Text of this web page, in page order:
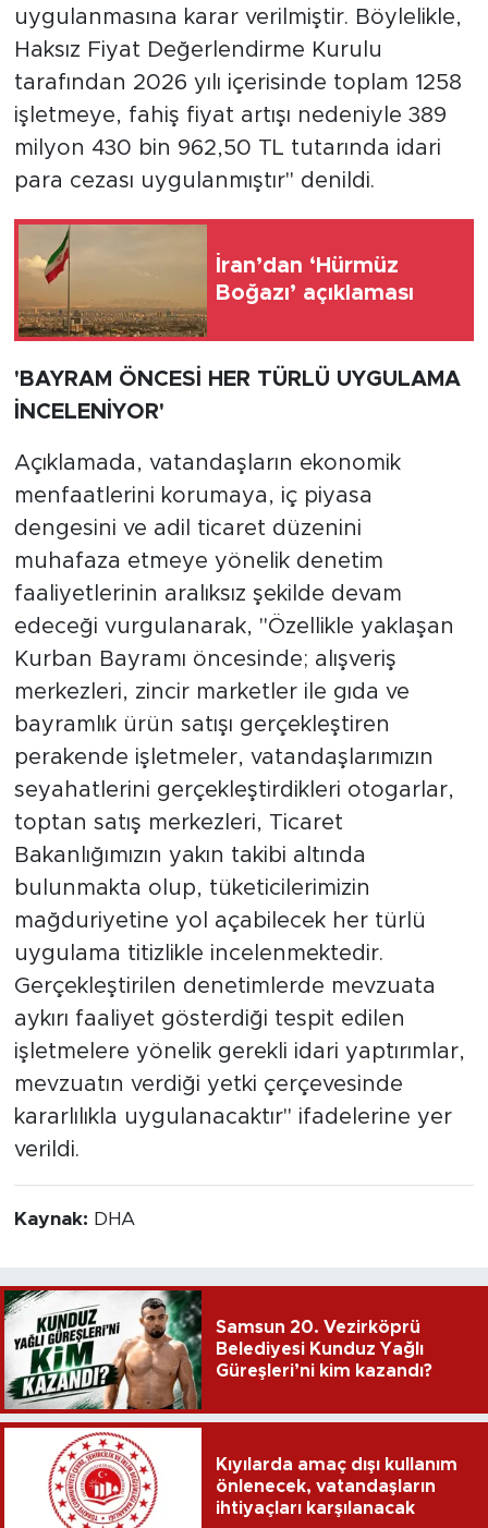
uygulanmasına karar verilmiştir. Böylelikle,
Haksız Fiyat Değerlendirme Kurulu
tarafından 2026 yılı içerisinde toplam 1258
işletmeye, fahiş fiyat artışı nedeniyle 389
milyon 430 bin 962,50 TL tutarında idari
para cezası uygulanmıştır" denildi.
İran’dan ‘Hürmüz
Boğazı’ açıklaması
'BAYRAM ÖNCESİ HER TÜRLÜ UYGULAMA
İNCELENİYOR'
Açıklamada, vatandaşların ekonomik
menfaatlerini korumaya, iç piyasa
dengesini ve adil ticaret düzenini
muhafaza etmeye yönelik denetim
faaliyetlerinin aralıksız şekilde devam
edeceği vurgulanarak, "Özellikle yaklaşan
Kurban Bayramı öncesinde; alışveriş
merkezleri, zincir marketler ile gıda ve
bayramlık ürün satışı gerçekleştiren
perakende işletmeler, vatandaşlarımızın
seyahatlerini gerçekleştirdikleri otogarlar,
toptan satış merkezleri, Ticaret
Bakanlığımızın yakın takibi altında
bulunmakta olup, tüketicilerimizin
mağduriyetine yol açabilecek her türlü
uygulama titizlikle incelenmektedir.
Gerçekleştirilen denetimlerde mevzuata
aykırı faaliyet gösterdiği tespit edilen
işletmelere yönelik gerekli idari yaptırımlar,
mevzuatın verdiği yetki çerçevesinde
kararlılıkla uygulanacaktır" ifadelerine yer
verildi.
Kaynak: DHA
Samsun 20. Vezirköprü
Belediyesi Kunduz Yağlı
Güreşleri’ni kim kazandı?
Kıyılarda amaç dışı kullanım
önlenecek, vatandaşların
ihtiyaçları karşılanacak